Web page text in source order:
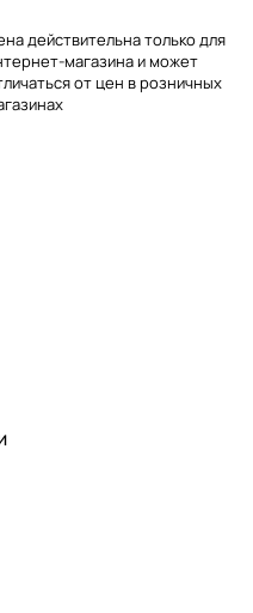
действительна только для
магазина и может
от цен в розничных